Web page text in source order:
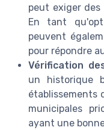
peut exiger
En tant
peuvent
pour répondre
Vérification
un historique
établissements
municipales
ayant une